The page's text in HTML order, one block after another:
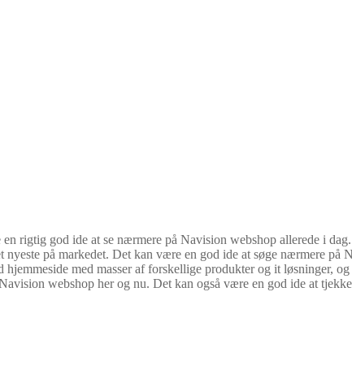
rigtig god ide at se nærmere på Navision webshop allerede i
på markedet. Det kan være en god ide at søge nærmere
med masser af forskellige produkter og it løsninger,
webshop her og nu. Det kan også være en god ide at